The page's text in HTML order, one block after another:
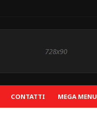
CONTATTI MEGA MENU